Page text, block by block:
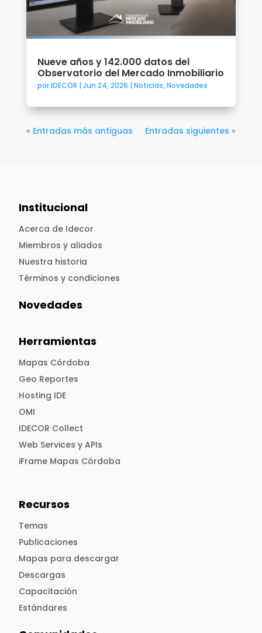
Nueve años y 142.000 datos del
Observatorio del Mercado Inmobiliario
porIDECOR | Jun 24, 2026 | Noticias,Novedades
« Entradas más antiguas Entradas siguientes »
Institucional
Acerca de Idecor
Miembros y aliados
Nuestra historia
Términos y condiciones
Novedades
Herramientas
Mapas Córdoba
Geo Reportes
Hosting IDE
OMI
IDECOR Collect
Web Services y APIs
iFrame Mapas Córdoba
Recursos
Temas
Publicaciones
Mapas para descargar
Descargas
Capacitación
Estándares